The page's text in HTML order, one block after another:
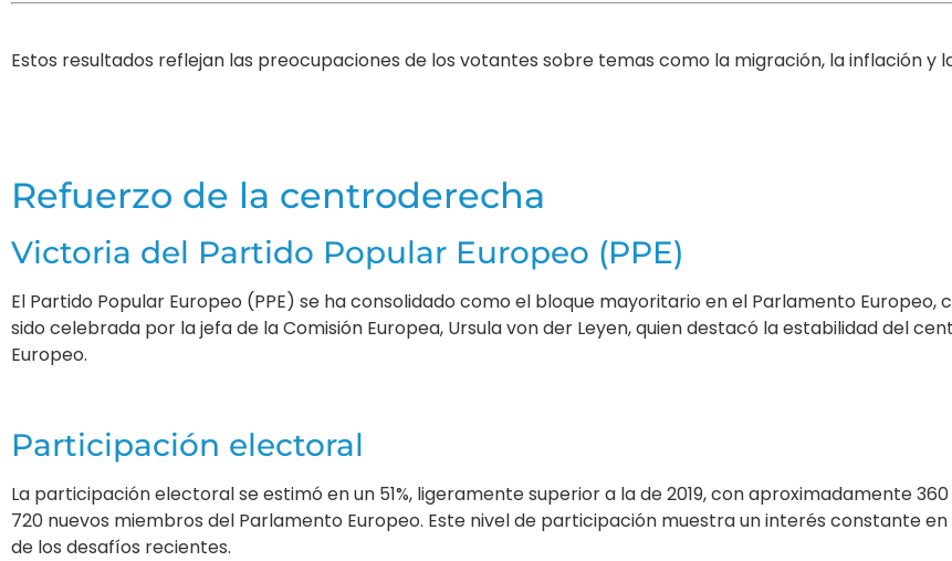
Estos resultados reflejan las preocupaciones de los votantes sobre temas como la migración, la inflación y
Refuerzo de la centroderecha
Victoria del Partido Popular Europeo (PPE)
El Partido Popular Europeo (PPE) se ha consolidado como el bloque mayoritario en el Parlamento Europeo,
sido celebrada por la jefa de la Comisión Europea, Ursula von der Leyen, quien destacó la estabilidad del
Europeo.
Participación electoral
La participación electoral se estimó en un 51%, ligeramente superior a la de 2019, con aproximadamente
720 nuevos miembros del Parlamento Europeo. Este nivel de participación muestra un interés constante
de los desafíos recientes.